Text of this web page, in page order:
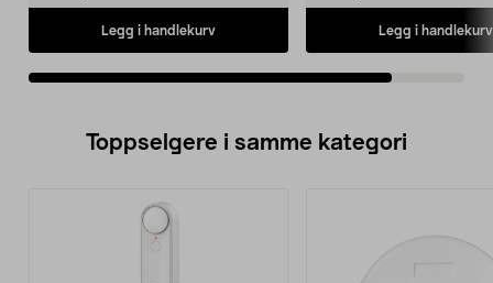
Legg i handlekurv Legg i handlekurv
Toppselgere i samme kategori